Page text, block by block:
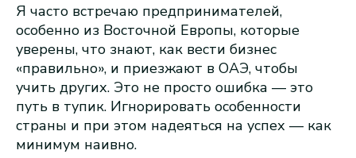
Я часто встречаю предпринимателей,
особенно из Восточной Европы, которые
уверены, что знают, как вести бизнес
«правильно», и приезжают в ОАЭ, чтобы
учить других. Это не просто ошибка — это
путь в тупик. Игнорировать особенности
страны и при этом надеяться на успех — как
минимум наивно.